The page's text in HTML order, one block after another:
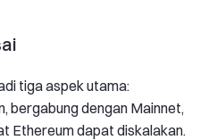
tiga aspek utama:
bergabung dengan Mainnet,
Ethereum dapat diskalakan.